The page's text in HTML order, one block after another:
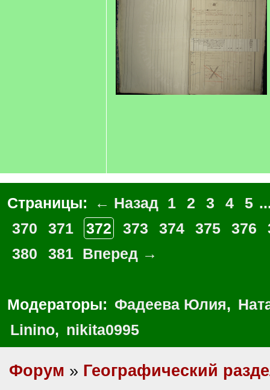
Страницы: ← Назад 1 2 3 4 5
370
371 372 373 374 375 376
380
381 Вперед →
Модераторы: Фадеева Юлия,
Linino, nikita0995
Форум » Географический